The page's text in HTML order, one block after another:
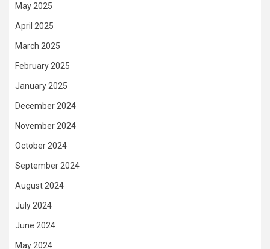
May 2025
April 2025
March 2025
February 2025
January 2025
December 2024
November 2024
October 2024
September 2024
August 2024
July 2024
June 2024
May 2024